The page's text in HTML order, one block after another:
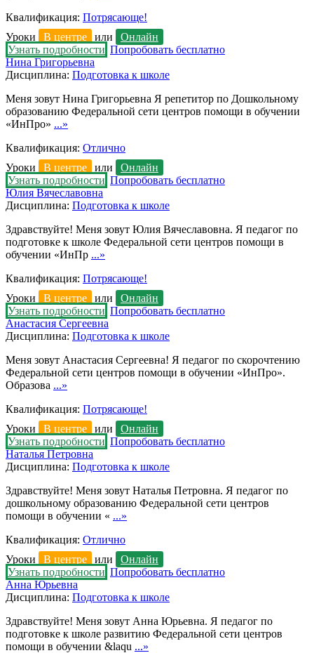
Квалификация: Потрясающе!
Уроки
В центре или
Онлайн
Узнать подробности Попробовать бесплатно
Нина Григорьевна
Дисциплина: Подготовка к школе
Меня зовут Нина Григорьевна Я репетитор по Дошкольному
образованию Федеральной сети центров помощи в обучении
«ИнПро» ...»
Квалификация: Отлично
Уроки
В центре или
Онлайн
Узнать подробности Попробовать бесплатно
Юлия Вячеславовна
Дисциплина: Подготовка к школе
Здравствуйте! Меня зовут Юлия Вячеславовна. Я педагог по
подготовке к школе Федеральной сети центров помощи в
обучении «ИнПр ...»
Квалификация: Потрясающе!
Уроки
В центре или
Онлайн
Узнать подробности Попробовать бесплатно
Анастасия Сергеевна
Дисциплина: Подготовка к школе
Меня зовут Анастасия Сергеевна! Я педагог по скорочтению
Федеральной сети центров помощи в обучении «ИнПро».
Образова ...»
Квалификация: Потрясающе!
Уроки
В центре или
Онлайн
Узнать подробности Попробовать бесплатно
Наталья Петровна
Дисциплина: Подготовка к школе
Здравствуйте! Меня зовут Наталья Петровна. Я педагог по
дошкольному образованию Федеральной сети центров
помощи в обучении « ...»
Квалификация: Отлично
Уроки
В центре или
Онлайн
Узнать подробности Попробовать бесплатно
Анна Юрьевна
Дисциплина: Подготовка к школе
Здравствуйте! Меня зовут Анна Юрьевна. Я педагог по
подготовке к школе развитию Федеральной сети центров
помощи в обучении &laqu ...»